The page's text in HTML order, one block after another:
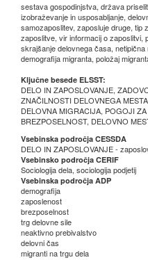
sestava gospodinjstva, država
izobraževanje in usposabljanje,
samozaposlitev, zaposluje druge, tip
zaposlitve, vir informacij o zaposlitvi,
skrajšanje delovnega časa,
demografija migranta, položaj
Ključne besede ELSST:
DELO IN ZAPOSLOVANJE,
ZNAČILNOSTI DELOVNEGA
DELOVNA MIGRACIJA, POGOJI
BREZPOSELNOST, DELOVNO
Vsebinska področja CESSDA
DELO IN ZAPOSLOVANJE -
Vsebinsko področja CERIF
Sociologija dela, sociologija podjetij
Vsebinska področja ADP
demografija
zaposlenost
brezposelnost
trg delovne sile
neaktivno prebivalstvo
delovni čas
migranti na trgu dela